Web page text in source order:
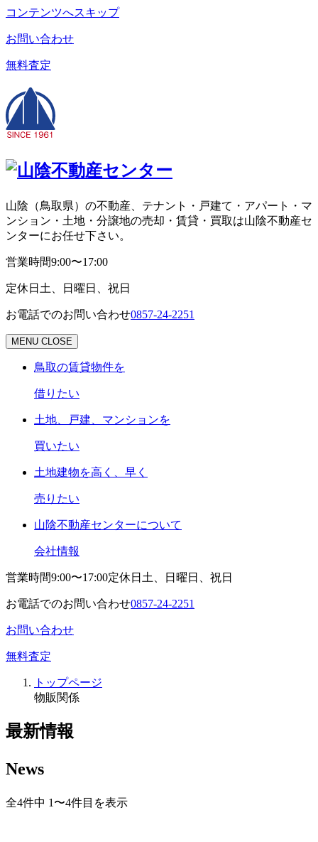
コンテンツへスキップ
お問い合わせ
無料査定
山陰（鳥取県）の不動産、テナント・戸建て・アパート・マ
ンション・土地・分譲地の売却・賃貸・買取は山陰不動産セ
ンターにお任せ下さい。
営業時間9:00〜17:00
定休日 土、日曜日、祝日
お電話でのお問い合わせ0857-24-2251
MENU CLOSE
鳥取の賃貸物件を
借りたい
土地、戸建、マンションを
買いたい
土地建物を高く、早く
売りたい
山陰不動産センターについて
会社情報
営業時間9:00〜17:00定休日 土、日曜日、祝日
お電話でのお問い合わせ0857-24-2251
お問い合わせ
無料査定
トップページ
物販関係
最新情報
News
全4件中 1〜4件目を表示